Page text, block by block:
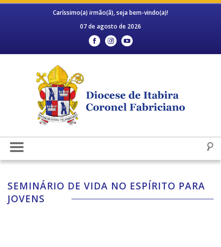
Caríssimo(a) irmão(ã), seja bem-vindo(a)!
07 de agosto de 2026
SEMINÁRIO DE VIDA NO ESPÍRITO PARA
JOVENS